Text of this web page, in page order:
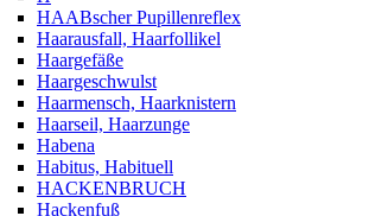
HAABscher Pupillenreflex
Haarausfall, Haarfollikel
Haargefäße
Haargeschwulst
Haarmensch, Haarknistern
Haarseil, Haarzunge
Habena
Habitus, Habituell
HACKENBRUCH
Hackenfuß